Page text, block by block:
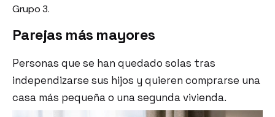
Grupo 3.
Parejas más mayores
Personas que se han quedado solas tras
independizarse sus hijos y quieren comprarse una
casa más pequeña o una segunda vivienda.